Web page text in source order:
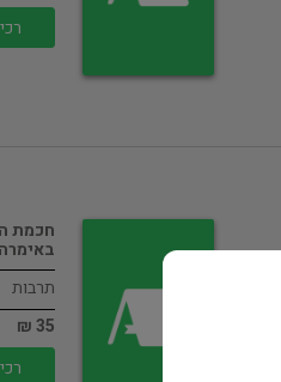
חכמת
תרבות
35 ₪